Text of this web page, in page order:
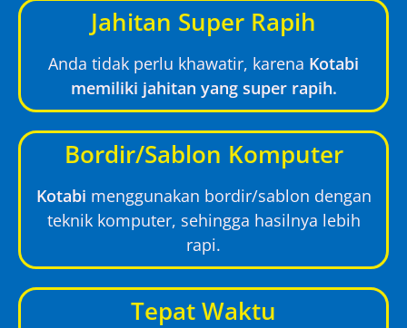
Jahitan Super Rapih
Anda tidak perlu khawatir, karena Kotabi
memiliki jahitan yang super rapih.
Bordir/Sablon Komputer
Kotabi menggunakan bordir/sablon dengan
teknik komputer, sehingga hasilnya lebih
rapi.
Tepat Waktu